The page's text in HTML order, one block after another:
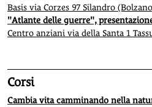
Basis via Corzes 97 Silandro
"Atlante delle guerre",
Centro anziani via della Santa 1
Corsi
Cambia vita camminando nella